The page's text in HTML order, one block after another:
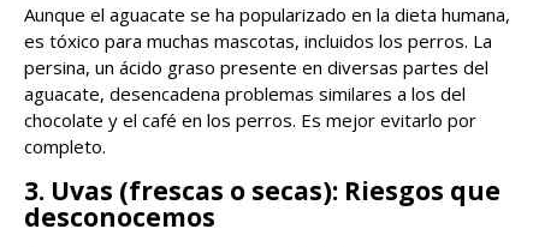
Aunque el aguacate se ha popularizado en la dieta humana,
es tóxico para muchas mascotas, incluidos los perros. La
persina, un ácido graso presente en diversas partes del
aguacate, desencadena problemas similares a los del
chocolate y el café en los perros. Es mejor evitarlo por
completo.
3. Uvas (frescas o secas): Riesgos que
desconocemos